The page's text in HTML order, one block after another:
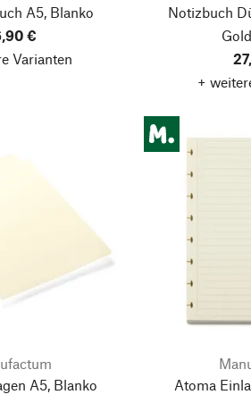
A5, Blanko
€
Varianten
Notizbuch
+
A5, Blanko
Atoma